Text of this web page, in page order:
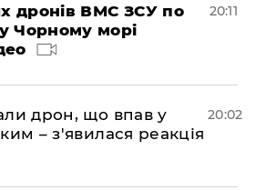
дронів ВМС ЗСУ по
Чорному морі
20:11
дрон, що впав у
– з'явилася реакція
20:02